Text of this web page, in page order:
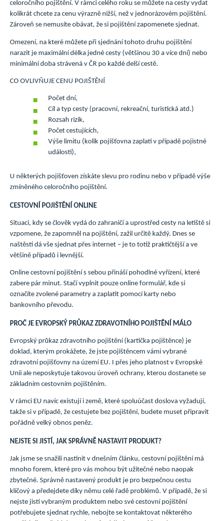
celoročního pojištění. V rámci celého roku se můžete na cesty vydat
kolikrát chcete za cenu výrazně nižší, než v jednorázovém pojištění.
Zároveň se nemusíte obávat, že si pojištění zapomenete sjednat.
Omezení, na které můžete při sjednání tohoto druhu pojištění
narazit je maximální délka jedné cesty (většinou 30 a více dní) nebo
minimální doba strávená v ČR po každé delší cestě.
CO OVLIVŇUJE CENU POJIŠTĚNÍ
Počet dní,
Cíl a typ cesty (pracovní, rekreační, turistická atd.)
Rozsah rizik,
Počet cestujících,
Výše limitu (kolik pojišťovna zaplatí v případě pojistné
události),
U některých pojišťoven získáte slevu pro rodinu nebo v případě výše
zmíněného celoročního pojištění.
CESTOVNÍ POJIŠTĚNÍ ONLINE
Situaci, kdy se člověk vydá do zahraničí a uprostřed cesty na letiště si
vzpomene, že zapomněl na pojištění, zažil určitě každý. Dnes se
naštěstí dá vše sjednat přes internet – je to totiž praktičtější a ve
většině případů i levnější.
Online cestovní pojištění s sebou přináší pohodlné vyřízení, které
zabere pár minut. Stačí vyplnit pouze online formulář, kde si
označíte zvolené parametry a zaplatit pomocí karty nebo
bankovního převodu.
PROČ JE EVROPSKÝ PRŮKAZ ZDRAVOTNÍHO POJIŠTĚNÍ MÁLO
Evropský průkaz zdravotního pojištění (kartička pojištěnce) je
doklad, kterým prokážete, že jste pojištěncem vámi vybrané
zdravotní pojišťovny na území EU. I přes jeho platnost v Evropské
Unii ale neposkytuje takovou úroveň ochrany, kterou dostanete se
základním cestovním pojištěním.
V rámci EU navíc existují i země, které spoluúčast doslova vyžadují,
takže si v případě, že cestujete bez pojištění, budete muset připravit
pořádně velký obnos peněz.
NEJSTE SI JISTÍ, JAK SPRÁVNĚ NASTAVIT PRODUKT?
Jak jsme se snažili nastínit v dnešním článku, cestovní pojištění má
mnoho forem, které pro vás mohou být užitečné nebo naopak
zbytečné. Správně nastavený produkt je pro bezpečnou cestu
klíčový a předejdete díky němu celé řadě problémů. V případě, že si
nejste jistí vybraným produktem nebo své cestovní pojištění
potřebujete sjednat rychle, nebojte se kontaktovat některého